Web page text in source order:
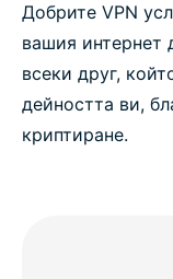
Добрите VPN
вашия интернет
всеки друг,
дейността ви,
криптиране.